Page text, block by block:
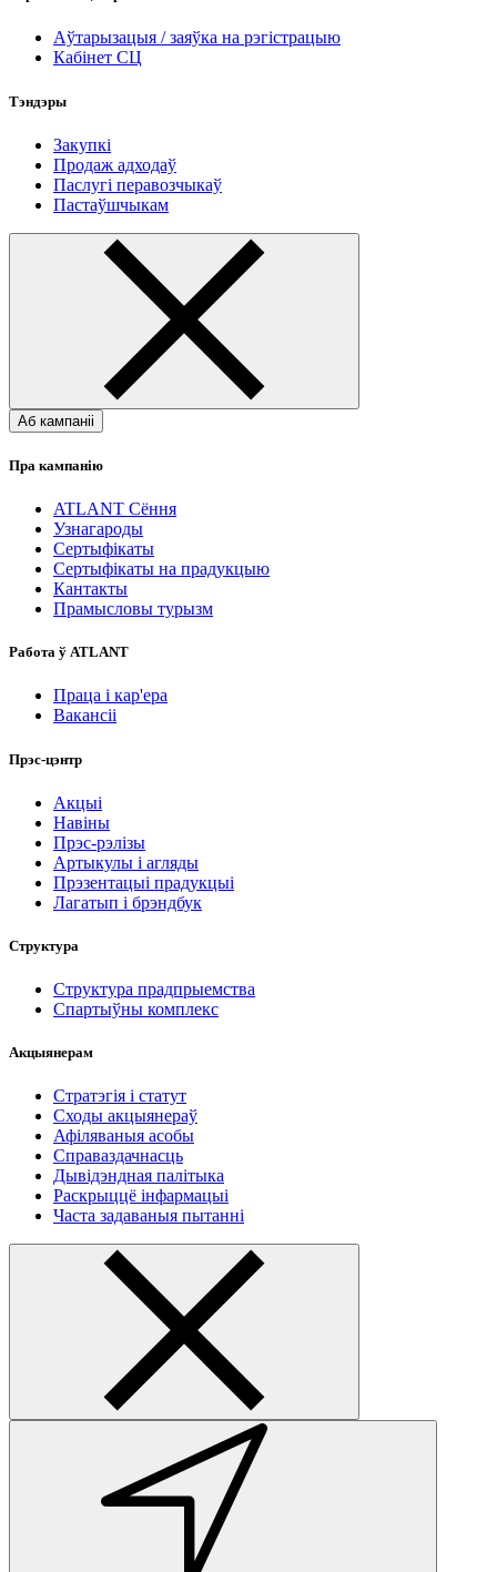
Аўтарызацыя / заяўка на рэгістрацыю
Кабінет СЦ
Тэндэры
Закупкі
Продаж адходаў
Паслугі перавозчыкаў
Пастаўшчыкам
Аб кампаніі
Пра кампанію
ATLANT Сёння
Узнагароды
Сертыфікаты
Сертыфікаты на прадукцыю
Кантакты
Прамысловы турызм
Работа ў ATLANT
Праца і кар'ера
Вакансіі
Прэс-цэнтр
Акцыі
Навіны
Прэс-рэлізы
Артыкулы і агляды
Прэзентацыі прадукцыі
Лагатып і брэндбук
Структура
Структура прадпрыемства
Спартыўны комплекс
Акцыянерам
Стратэгія і статут
Сходы акцыянераў
Афіляваныя асобы
Справаздачнасць
Дывідэндная палітыка
Раскрыццё інфармацыі
Часта задаваныя пытанні